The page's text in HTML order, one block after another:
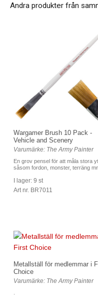
Andra produkter från
Wargamer Brush 10 Pack -
Vehicle and Scenery
Varumärke: The Army Painter
En grov pensel för att måla stora
såsom fordon, monster, terräng
I lager: 9 st
Art nr. BR7011
Metallställ för medlemmar i
Choice
Varumärke: The Army Painter